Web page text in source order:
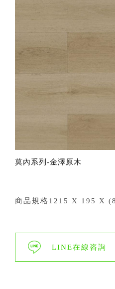
莫內系列-金澤原木
商品規格1215 X 195 X
LINE在線咨詢